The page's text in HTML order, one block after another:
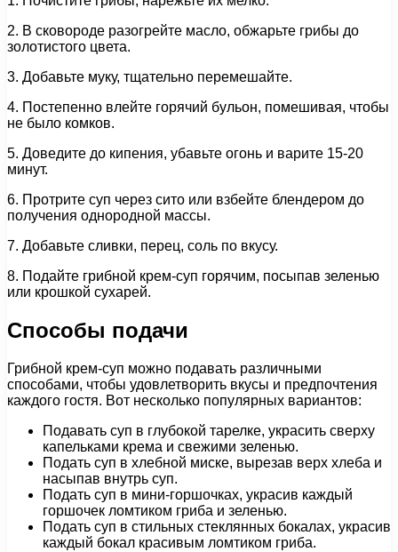
2. В сковороде разогрейте масло, обжарьте грибы до
золотистого цвета.
3. Добавьте муку, тщательно перемешайте.
4. Постепенно влейте горячий бульон, помешивая, чтобы
не было комков.
5. Доведите до кипения, убавьте огонь и варите 15-20
минут.
6. Протрите суп через сито или взбейте блендером до
получения однородной массы.
7. Добавьте сливки, перец, соль по вкусу.
8. Подайте грибной крем-суп горячим, посыпав зеленью
или крошкой сухарей.
Способы подачи
Грибной крем-суп можно подавать различными
способами, чтобы удовлетворить вкусы и предпочтения
каждого гостя. Вот несколько популярных вариантов:
Подавать суп в глубокой тарелке, украсить сверху
капельками крема и свежими зеленью.
Подать суп в хлебной миске, вырезав верх хлеба и
насыпав внутрь суп.
Подать суп в мини-горшочках, украсив каждый
горшочек ломтиком гриба и зеленью.
Подать суп в стильных стеклянных бокалах, украсив
каждый бокал красивым ломтиком гриба.